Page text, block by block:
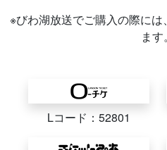
※びわ湖放送でご購入の際に
ます。
Lコード：52801